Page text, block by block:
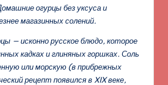
огурцы без уксуса и
магазинных солений.
— исконно русское блюдо, которое
кадках и глиняных горшках. Соль
или морскую (в прибрежных
рецепт появился в XIX веке,